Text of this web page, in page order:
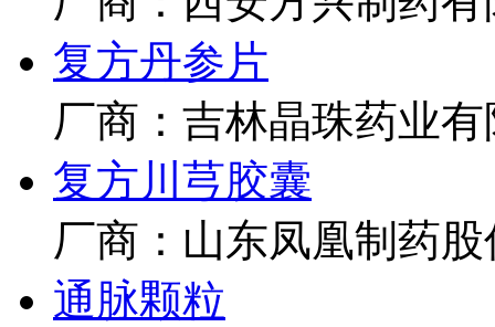
复方丹参片
厂商：吉林晶珠药业
复方川芎胶囊
厂商：山东凤凰制药
通脉颗粒